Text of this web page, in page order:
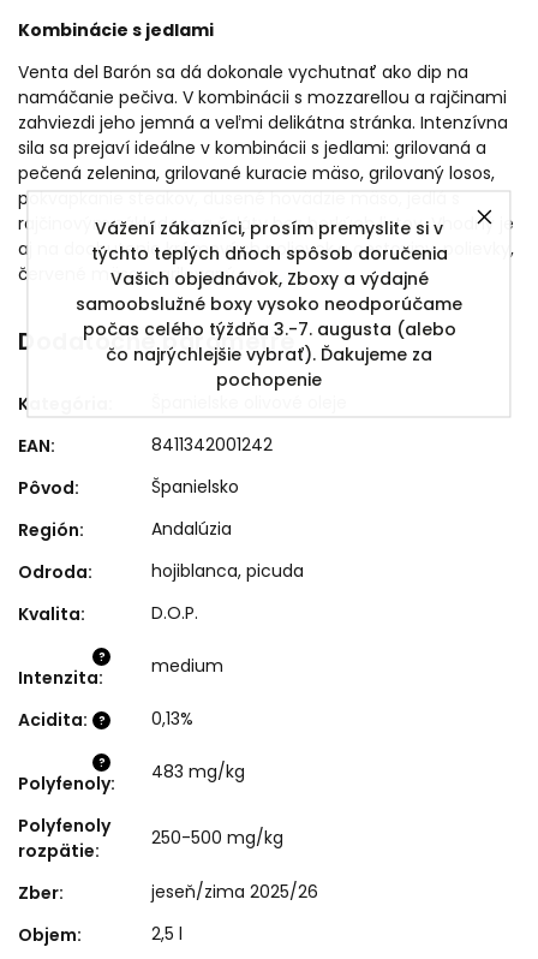
Vážení zákazníci, prosím premyslite si v
týchto teplých dňoch spôsob doručenia
Vašich objednávok, Zboxy a výdajné
samoobslužné boxy vysoko neodporúčame
počas celého týždňa 3.-7. augusta (alebo
čo najrýchlejšie vybrať). Ďakujeme za
pochopenie
Kombinácie s jedlami
Venta del Barón sa dá dokonale vychutnať ako dip na
namáčanie pečiva. V kombinácii s mozzarellou a rajčinami
zahviezdi jeho jemná a veľmi delikátna stránka. Intenzívna
sila sa prejaví ideálne v kombinácii s jedlami: grilovaná a
pečená zelenina, grilované kuracie mäso, grilovaný losos,
pokvapkanie steakov, dusené hovädzie mäso, jedlá s
rajčinovým základom a šaláty bez horkých listov. Vhodný je
aj na dochutenie krémových polievok.a cestoviny, polievky,
červené mäso a grilovaný syr.
Dodatočné parametre
Kategória
EAN:
8411342001242
Pôvod:
Španielsko
Región:
Andalúzia
Odroda:
hojiblanca, picuda
Kvalita: D.O.P.
?
Intenzita: medium
?
Acidita: 0,13%
?
Polyfenoly: 483 mg/kg
Polyfenoly
rozpätie:
250-500 mg/kg
Zber:
jeseň/zima 2025/26
Objem: 2,5 l